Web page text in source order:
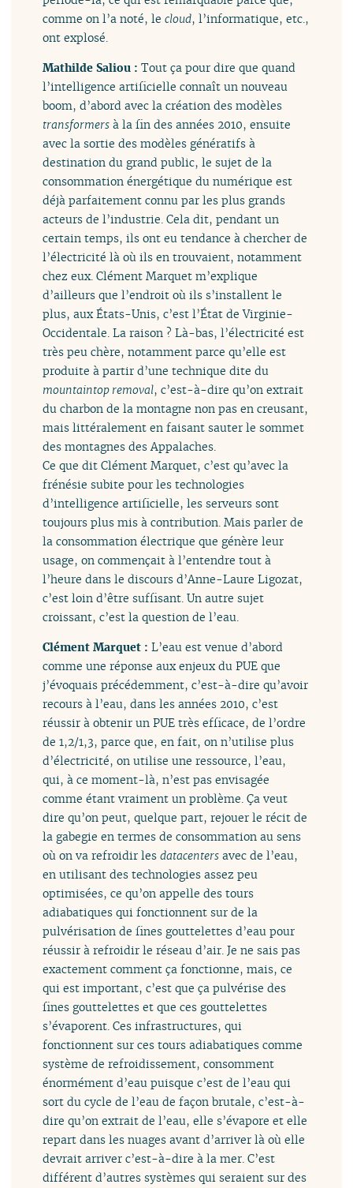
comme on l’a noté, lecloud, l’informatique, etc.,
ont explosé.
Mathilde Saliou :Tout ça pour dire que quand
l’intelligence artificielle connaît un nouveau
boom, d’abord avec la création des modèles
transformers à la fin des années 2010, ensuite
avec la sortie des modèles génératifs à
destination du grand public, le sujet de la
consommation énergétique du numérique est
déjà parfaitement connu par les plus grands
acteurs de l’industrie. Cela dit, pendant un
certain temps, ils ont eu tendance à chercher de
l’électricité là où ils en trouvaient, notamment
chez eux. Clément Marquet m’explique
d’ailleurs que l’endroit où ils s’installent le
plus, aux États-Unis, c’est l’État de Virginie-
Occidentale. La raison ? Là-bas, l’électricité est
très peu chère, notamment parce qu’elle est
produite à partir d’une technique dite du
mountaintop removal, c’est-à-dire qu’on extrait
du charbon de la montagne non pas en creusant,
mais littéralement en faisant sauter le sommet
des montagnes des Appalaches.
Ce que dit Clément Marquet, c’est qu’avec la
frénésie subite pour les technologies
d’intelligence artificielle, les serveurs sont
toujours plus mis à contribution. Mais parler de
la consommation électrique que génère leur
usage, on commençait à l’entendre tout à
l’heure dans le discours d’Anne-Laure Ligozat,
c’est loin d’être suffisant. Un autre sujet
croissant, c’est la question de l’eau.
Clément Marquet :L’eau est venue d’abord
comme une réponse aux enjeux du PUE que
j’évoquais précédemment, c’est-à-dire qu’avoir
recours à l’eau, dans les années 2010, c’est
réussir à obtenir un PUE très efficace, de l’ordre
de 1,2/1,3, parce que, en fait, on n’utilise plus
d’électricité, on utilise une ressource, l’eau,
qui, à ce moment-là, n’est pas envisagée
comme étant vraiment un problème. Ça veut
dire qu’on peut, quelque part, rejouer le récit de
la gabegie en termes de consommation au sens
où on va refroidir lesdatacenters avec de l’eau,
en utilisant des technologies assez peu
optimisées, ce qu’on appelle des tours
adiabatiques qui fonctionnent sur de la
pulvérisation de fines gouttelettes d’eau pour
réussir à refroidir le réseau d’air. Je ne sais pas
exactement comment ça fonctionne, mais, ce
qui est important, c’est que ça pulvérise des
fines gouttelettes et que ces gouttelettes
s’évaporent. Ces infrastructures, qui
fonctionnent sur ces tours adiabatiques comme
système de refroidissement, consomment
énormément d’eau puisque c’est de l’eau qui
sort du cycle de l’eau de façon brutale, c’est-à-
dire qu’on extrait de l’eau, elle s’évapore et elle
repart dans les nuages avant d’arriver là où elle
devrait arriver c’est-à-dire à la mer. C’est
différent d’autres systèmes qui seraient sur des